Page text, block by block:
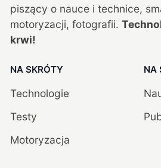
piszący o nauce i technice,
motoryzacji, fotografii.
krwi!
NA SKRÓTY
Technologie
Testy
Motoryzacja
NA